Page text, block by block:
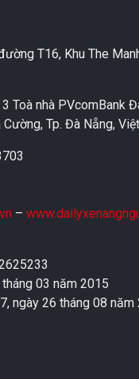
T16, Khu The
Toà nhà PVcomBank
Tp. Đà Nẵng,
–
03 năm 2015
ngày 26 tháng 08 năm